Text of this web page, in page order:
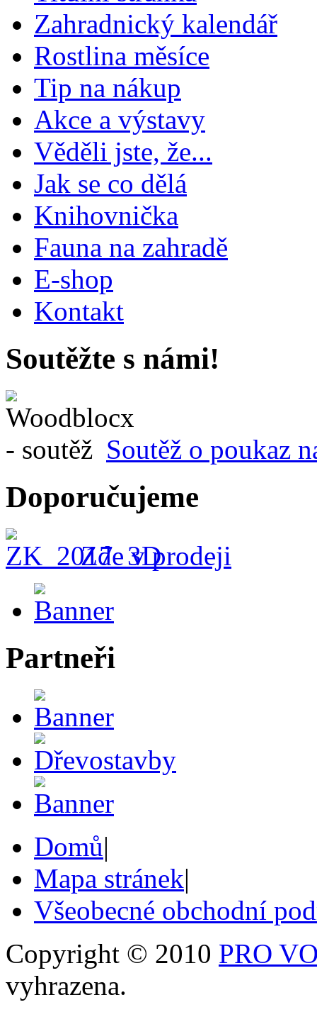
Zahradnický kalendář
Rostlina měsíce
Tip na nákup
Akce a výstavy
Věděli jste, že...
Jak se co dělá
Knihovnička
Fauna na zahradě
E-shop
Kontakt
Soutěžte s námi!
Soutěž o poukaz
Doporučujeme
Zde v prodeji
Partneři
Domů|
Mapa stránek|
Všeobecné obchodní
Copyright © 2010 PRO
vyhrazena.